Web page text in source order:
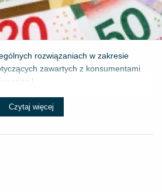
rozwiązaniach w zakresie
zawartych z konsumentami
l...
Czytaj więcej